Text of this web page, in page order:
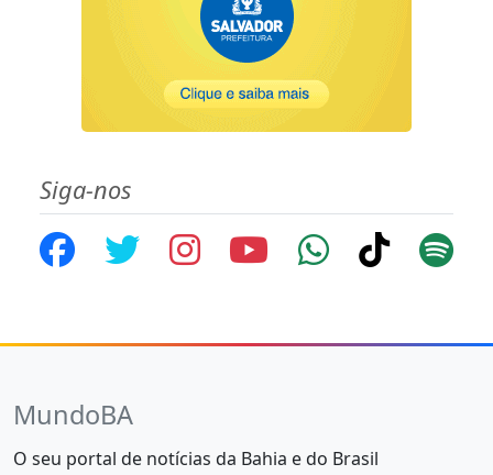
Siga-nos
MundoBA
O seu portal de notícias da Bahia e do Brasil